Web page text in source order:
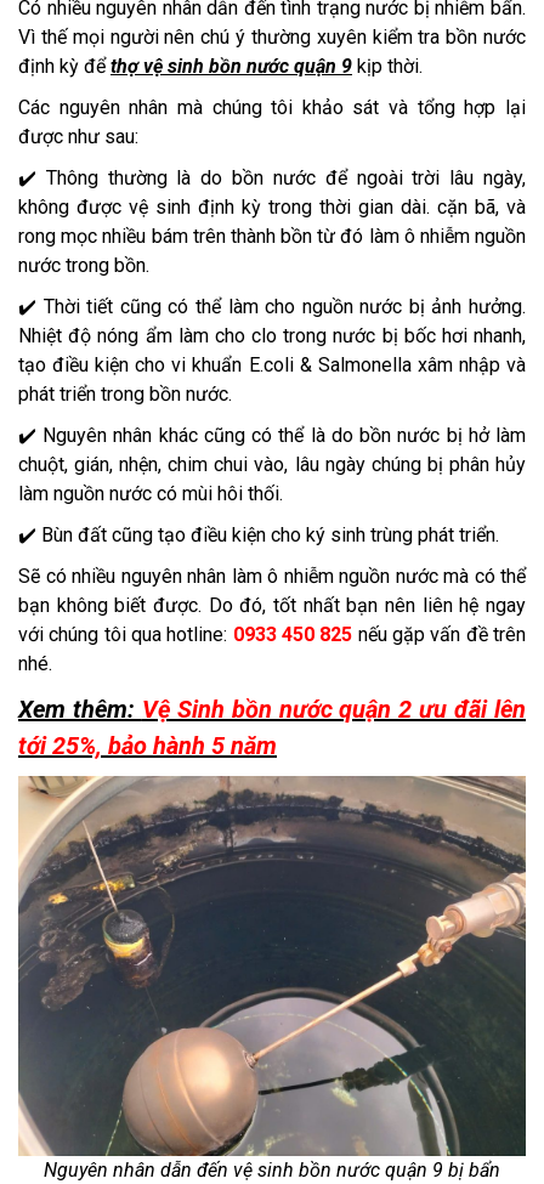
Có nhiều nguyên nhân dẫn đến tình trạng nước bị nhiễm bẩn.
Vì thế mọi người nên chú ý thường xuyên kiểm tra bồn nước
định kỳ để thợ vệ sinh bồn nước quận 9 kịp thời.
Các nguyên nhân mà chúng tôi khảo sát và tổng hợp lại
được như sau:
✔️ Thông thường là do bồn nước để ngoài trời lâu ngày,
không được vệ sinh định kỳ trong thời gian dài. cặn bã, và
rong mọc nhiều bám trên thành bồn từ đó làm ô nhiễm nguồn
nước trong bồn.
✔️ Thời tiết cũng có thể làm cho nguồn nước bị ảnh hưởng.
Nhiệt độ nóng ẩm làm cho clo trong nước bị bốc hơi nhanh,
tạo điều kiện cho vi khuẩn E.coli & Salmonella xâm nhập và
phát triển trong bồn nước.
✔️ Nguyên nhân khác cũng có thể là do bồn nước bị hở làm
chuột, gián, nhện, chim chui vào, lâu ngày chúng bị phân hủy
làm nguồn nước có mùi hôi thối.
✔️ Bùn đất cũng tạo điều kiện cho ký sinh trùng phát triển.
Sẽ có nhiều nguyên nhân làm ô nhiễm nguồn nước mà có thể
bạn không biết được. Do đó, tốt nhất bạn nên liên hệ ngay
với chúng tôi qua hotline: 0933 450 825 nếu gặp vấn đề trên
nhé.
Xem thêm: Vệ Sinh bồn nước quận 2 ưu đãi lên
tới 25%, bảo hành 5 năm
Nguyên nhân dẫn đến vệ sinh bồn nước quận 9 bị bẩn